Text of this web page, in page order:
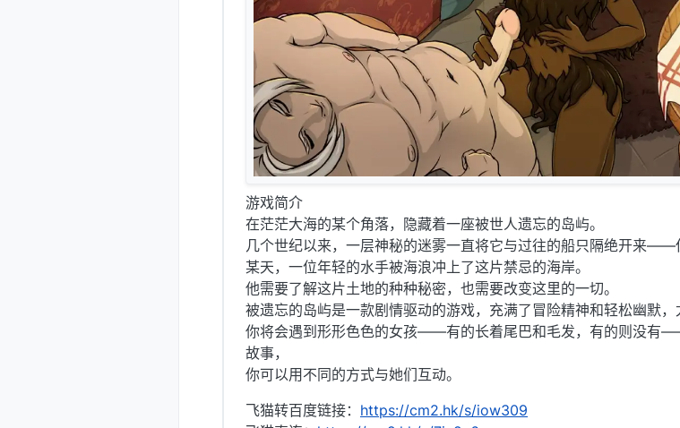
游戏简介
在茫茫大海的某个角落，隐藏着一座被世人遗忘的岛屿。
几个世纪以来，一层神秘的迷雾一直将它与过往的船只隔绝开来——
某天，一位年轻的水手被海浪冲上了这片禁忌的海岸。
他需要了解这片土地的种种秘密，也需要改变这里的一切。
被遗忘的岛屿是一款剧情驱动的游戏，充满了冒险精神和轻松幽默，
你将会遇到形形色色的女孩——有的长着尾巴和毛发，有的则没有
故事，
你可以用不同的方式与她们互动。
飞猫转百度链接： https://cm2.hk/s/iow309